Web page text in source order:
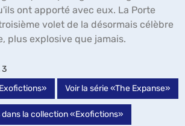
ont apporté avec eux. La Porte
volet de la désormais célèbre
plus explosive que jamais.
3
Voir la série «The Expanse»
la collection «Exofictions»